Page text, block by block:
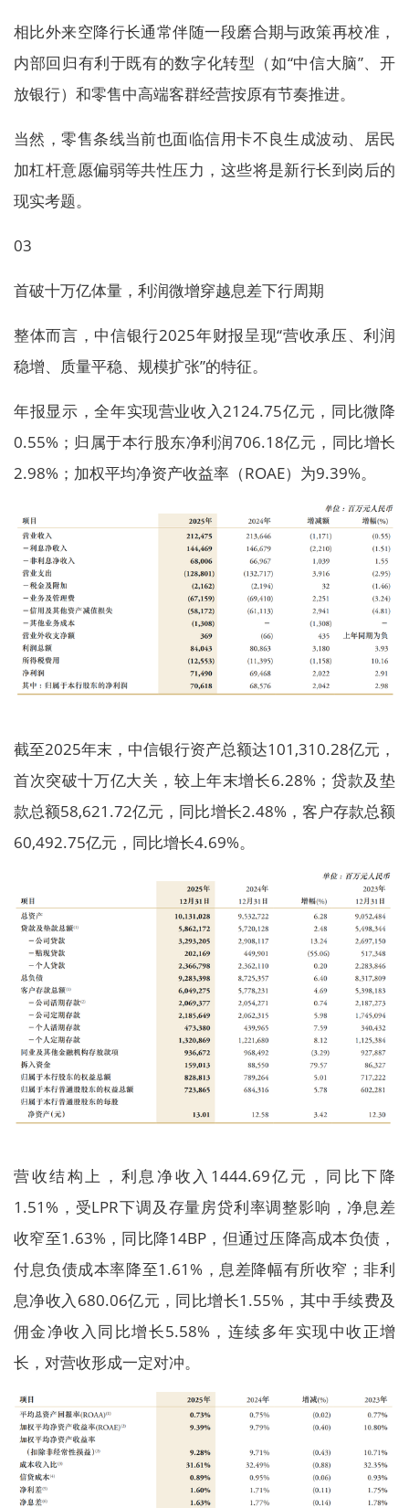
相比外来空降行长通常伴随一段磨合期与政策再校准，
内部回归有利于既有的数字化转型（如“中信大脑”、开
放银行）和零售中高端客群经营按原有节奏推进。
当然，零售条线当前也面临信用卡不良生成波动、居民
加杠杆意愿偏弱等共性压力，这些将是新行长到岗后的
现实考题。
03
首破十万亿体量，利润微增穿越息差下行周期
整体而言，中信银行2025年财报呈现“营收承压、利润
稳增、质量平稳、规模扩张”的特征。
年报显示，全年实现营业收入2124.75亿元，同比微降
0.55%；归属于本行股东净利润706.18亿元，同比增长
2.98%；加权平均净资产收益率（ROAE）为9.39%。
截至2025年末，中信银行资产总额达101,310.28亿元，
首次突破十万亿大关，较上年末增长6.28%；贷款及垫
款总额58,621.72亿元，同比增长2.48%，客户存款总额
60,492.75亿元，同比增长4.69%。
营收结构上，利息净收入1444.69亿元，同比下降
1.51%，受LPR下调及存量房贷利率调整影响，净息差
收窄至1.63%，同比降14BP，但通过压降高成本负债，
付息负债成本率降至1.61%，息差降幅有所收窄；非利
息净收入680.06亿元，同比增长1.55%，其中手续费及
佣金净收入同比增长5.58%，连续多年实现中收正增
长，对营收形成一定对冲。